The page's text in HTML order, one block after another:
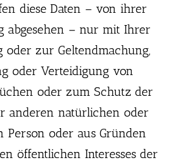
diese Daten – von ihrer
abgesehen – nur mit Ihrer
oder zur Geltendmachung,
oder Verteidigung von
oder zum Schutz der
anderen natürlichen oder
Person oder aus Gründen
öffentlichen Interesses der